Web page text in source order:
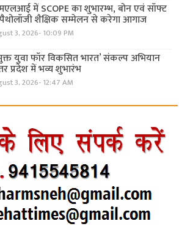
में SCOPE का शुभारम्भ, बोन एवं सॉफ्ट
शैक्षिक सम्मेलन से करेगा आगाज
3, 2026- 10:09 PM
युवा फॉर विकसित भारत’ संकल्प अभियान
प्रदेश में भव्य शुभारंभ
3, 2026- 12:47 AM